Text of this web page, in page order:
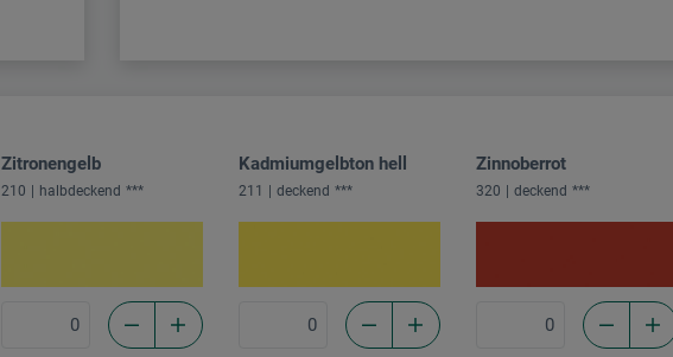
Zitronengelb
210 halbdeckend ***
Kadmiumgelbton hell
211 deckend ***
Zinnoberrot
320 deckend ***